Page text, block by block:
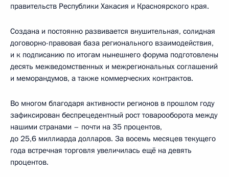
правительств Республики Хакасия и Красноярского края.
Создана и постоянно развивается внушительная, солидная
договорно-правовая база регионального взаимодействия,
и к подписанию по итогам нынешнего форума подготовлены
десять межведомственных и межрегиональных соглашений
и меморандумов, а также коммерческих контрактов.
Во многом благодаря активности регионов в прошлом году
зафиксирован беспрецедентный рост товарооборота между
нашими странами – почти на 35 процентов,
до 25,6 миллиарда долларов. За восемь месяцев текущего
года встречная торговля увеличилась ещё на девять
процентов.